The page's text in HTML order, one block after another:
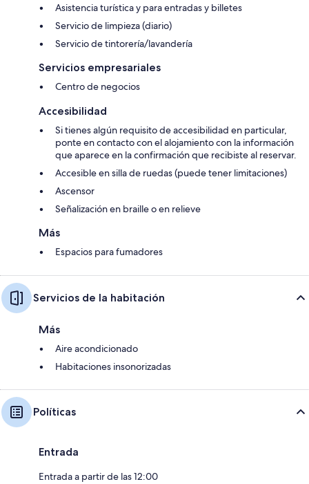
Asistencia turística y para entradas y billetes
Servicio de limpieza (diario)
Servicio de tintorería/lavandería
Servicios empresariales
Centro de negocios
Accesibilidad
Si tienes algún requisito de accesibilidad en particular,
ponte en contacto con el alojamiento con la información
que aparece en la confirmación que recibiste al reservar.
Accesible en silla de ruedas (puede tener limitaciones)
Ascensor
Señalización en braille o en relieve
Más
Espacios para fumadores
Servicios de la habitación
Más
Aire acondicionado
Habitaciones insonorizadas
Políticas
Entrada
Entrada a partir de las 12:00